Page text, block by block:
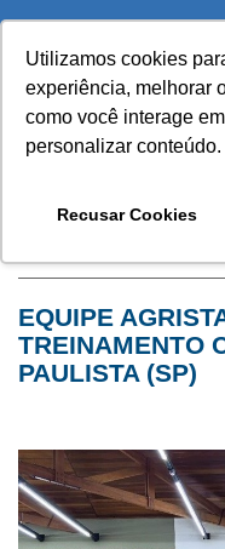
Utilizamos cookies
experiência, melhorar
como você interage
personalizar conteúdo.
Recusar Cookies
to Content
EQUIPE
TREINAMENTO
PAULISTA (SP)